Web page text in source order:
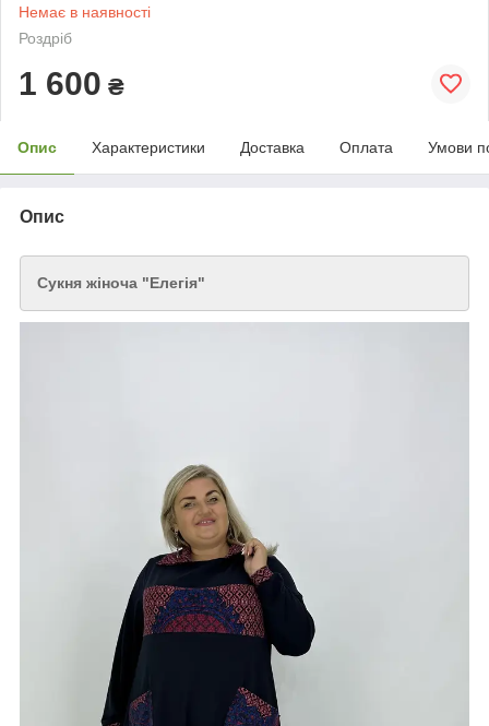
Немає в наявності
Роздріб
1 600 ₴
Опис Характеристики Доставка Оплата Умови
Опис
Сукня жіноча "Елегія"